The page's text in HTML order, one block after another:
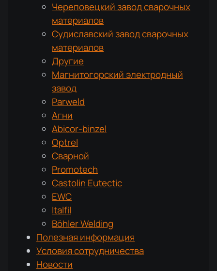
Череповецкий завод сварочных
материалов
Судиславский завод сварочных
материалов
Другие
Магнитогорский электродный
завод
Parweld
Агни
Abicor-binzel
Optrel
Сварной
Promotech
Castolin Eutectic
EWC
Italfil
Böhler Welding
Полезная информация
Условия сотрудничества
Новости